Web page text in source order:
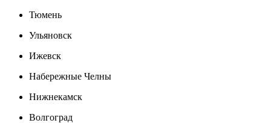
Тюмень
Ульяновск
Ижевск
Набережные Челны
Нижнекамск
Волгоград